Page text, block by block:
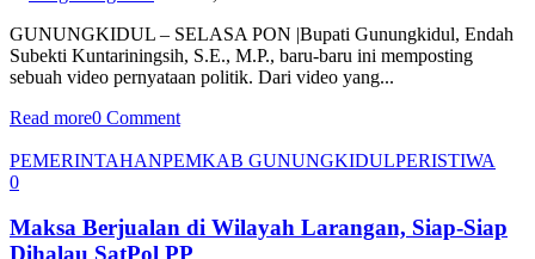
GUNUNGKIDUL – SELASA PON |Bupati Gunungkidul, Endah
Subekti Kuntariningsih, S.E., M.P., baru-baru ini memposting
sebuah video pernyataan politik. Dari video yang...
Read more0 Comment
PEMERINTAHANPEMKAB GUNUNGKIDULPERISTIWA
0
Maksa Berjualan di Wilayah Larangan, Siap-Siap